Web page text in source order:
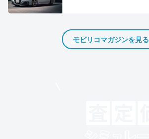
モビリコマガジンを見る